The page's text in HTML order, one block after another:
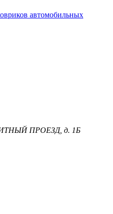
автомобильных
ПРОЕЗД, д. 1Б